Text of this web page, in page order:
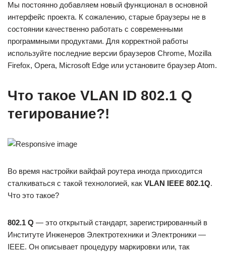
Мы постоянно добавляем новый функционал в основной
интерфейс проекта. К сожалению, старые браузеры не в
состоянии качественно работать с современными
программными продуктами. Для корректной работы
используйте последние версии браузеров Chrome, Mozilla
Firefox, Opera, Microsoft Edge или установите браузер Atom.
Что такое VLAN ID 802.1 Q
тегирование?!
Во время настройки вайфай роутера иногда приходится
сталкиваться с такой технологией, как VLAN IEEE 802.1Q.
Что это такое?
802.1 Q — это открытый стандарт, зарегистрированный в
Институте Инженеров Электротехники и Электроники —
IEEE. Он описывает процедуру маркировки или, так